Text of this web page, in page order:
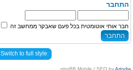
התחבר
חבר אותי אוטומטית בכל פעם שאבקר ממחשב זה
Switch to full style